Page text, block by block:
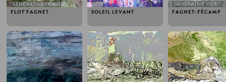
FLOT'FAGNET
GENERATIVE VIDEO
SOLEIL LEVANT
LIVE
FAGNET-FÉCAMP
GENERATIVE VIDEO
2016 2015 2015